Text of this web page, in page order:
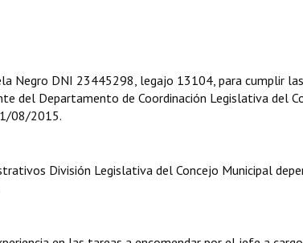
DNI 23445298, legajo 13104, para cumplir las
del Departamento de Coordinación Legislativa del
08/2015.
División Legislativa del Concejo Municipal